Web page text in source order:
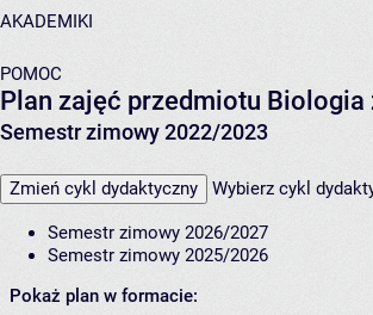
AKADEMIKI
POMOC
Plan zajęć przedmiotu Biologia
Semestr zimowy 2022/2023
Zmień cykl dydaktyczny Wybierz cykl
Semestr zimowy 2026/2027
Semestr zimowy 2025/2026
Pokaż plan w formacie: